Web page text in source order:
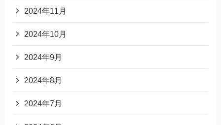
2024年11月
2024年10月
2024年9月
2024年8月
2024年7月